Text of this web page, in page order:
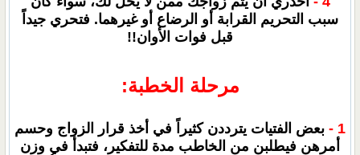
سبب التحريم القرابة أو الرضاع أو غيرهما. فتحري جيداً
قبل فوات الأوان!!
مرحلة الخطبة:
1 -
بعض الفتيات يترددن كثيراً في أخذ قرار الزواج وحسم
أمرهن فيطلبن من الخاطب مدة للتفكير، فتبدأ في وزن